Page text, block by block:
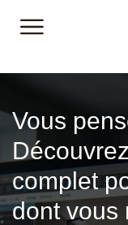
Vous
complet
dont vous